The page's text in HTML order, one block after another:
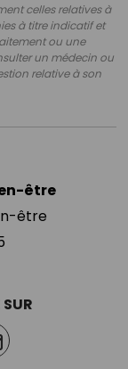
celles relatives à
à titre indicatif et
ou une
un médecin ou
relative à son
être
être